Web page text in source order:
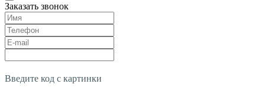
Заказать звонок
Введите код с картинки